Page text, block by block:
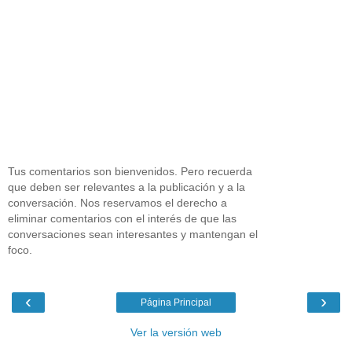
Tus comentarios son bienvenidos. Pero recuerda
que deben ser relevantes a la publicación y a la
conversación. Nos reservamos el derecho a
eliminar comentarios con el interés de que las
conversaciones sean interesantes y mantengan el
foco.
‹ ›
Página Principal
Ver la versión web